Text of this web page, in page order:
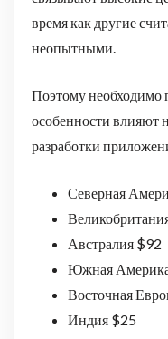
время как другие
неопытными.
Поэтому необходимо
особенности влияют
разработки
Северная
Австралия $92
Южная
Восточная
Индия $25